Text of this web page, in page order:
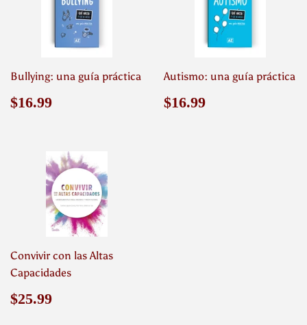
Bullying: una guía práctica
Precio
$16.99
Autismo: una guía práctica
Precio
$16.99
Convivir con las Altas
Capacidades
Precio
$25.99